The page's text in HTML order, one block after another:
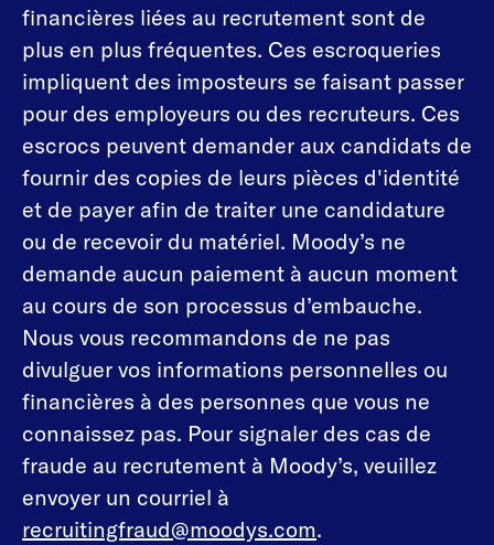
financières liées au recrutement sont de
plus en plus fréquentes. Ces escroqueries
impliquent des imposteurs se faisant passer
pour des employeurs ou des recruteurs. Ces
escrocs peuvent demander aux candidats de
fournir des copies de leurs pièces d'identité
et de payer afin de traiter une candidature
ou de recevoir du matériel. Moody’s ne
demande aucun paiement à aucun moment
au cours de son processus d’embauche.
Nous vous recommandons de ne pas
divulguer vos informations personnelles ou
financières à des personnes que vous ne
connaissez pas. Pour signaler des cas de
fraude au recrutement à Moody’s, veuillez
envoyer un courriel à
recruitingfraud@moodys.com.